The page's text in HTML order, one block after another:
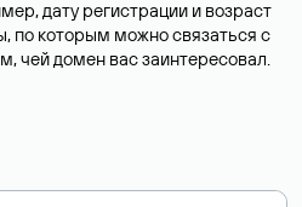
дату регистрации и возраст
по которым можно связаться с
чей домен вас заинтересовал.